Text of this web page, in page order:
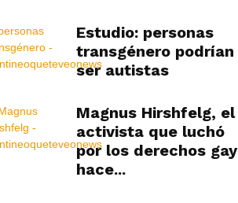
Estudio: personas
transgénero podrían
ser autistas
Magnus Hirshfelg, el
activista que luchó
por los derechos gay
hace...